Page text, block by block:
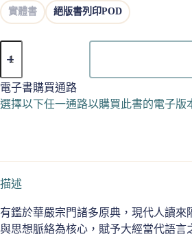
實體書 絕版書列印POD
玄
記
03
普
品
嚴
總
結
電子書購買通路
選擇以下任一通路以購買此書的電子版
描述
有鑑於華嚴宗門諸多原典，現代人讀
與思想脈絡為核心，賦予大經當代語言